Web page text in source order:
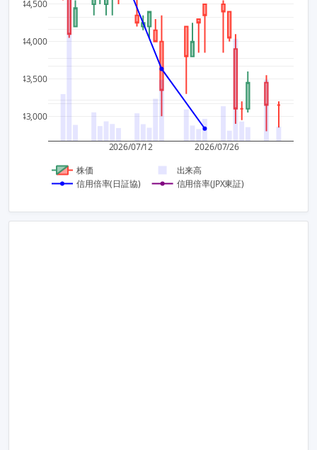
2026/07/12 2026/07/26
43,000
43,500
44,000
44,500
株価
出来高
信用倍率(日証協)
信用倍率(JPX東証)